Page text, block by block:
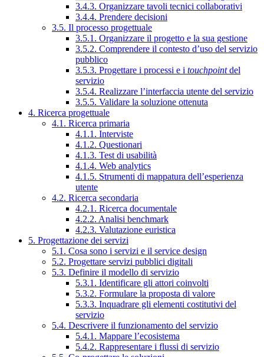
3.4.3. Organizzare tavoli tecnici collaborativi
3.4.4. Prendere decisioni
3.5. Il processo progettuale
3.5.1. Organizzare il progetto e la sua gestione
3.5.2. Comprendere il contesto d’uso del servizio
pubblico
3.5.3. Progettare i processi e i touchpointdel
servizio
3.5.4. Realizzare l’interfaccia utente del servizio
3.5.5. Validare la soluzione ottenuta
4. Ricerca progettuale
4.1. Ricerca primaria
4.1.1. Interviste
4.1.2. Questionari
4.1.3. Test di usabilità
4.1.4. Web analytics
4.1.5. Strumenti di mappatura dell’esperienza
utente
4.2. Ricerca secondaria
4.2.1. Ricerca documentale
4.2.2. Analisi benchmark
4.2.3. Valutazione euristica
5. Progettazione dei servizi
5.1. Cosa sono i servizi e il service design
5.2. Progettare servizi pubblici digitali
5.3. Definire il modello di servizio
5.3.1. Identificare gli attori coinvolti
5.3.2. Formulare la proposta di valore
5.3.3. Inquadrare gli elementi costitutivi del
servizio
5.4. Descrivere il funzionamento del servizio
5.4.1. Mappare l’ecosistema
5.4.2. Rappresentare i flussi di servizio